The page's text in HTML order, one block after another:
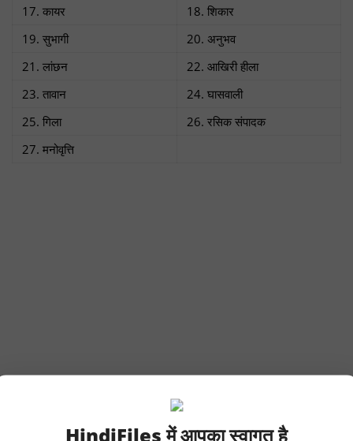
HindiFiles में आपका स्वागत है
17. कायर
18. शिकार
19. सुभागी
20. अनुभव
21. लांछन
22. आखिरी हीला
23. तावान
24. घासवाली
25. गिला
26. रसिक संपादक
27. मनोवृत्ति